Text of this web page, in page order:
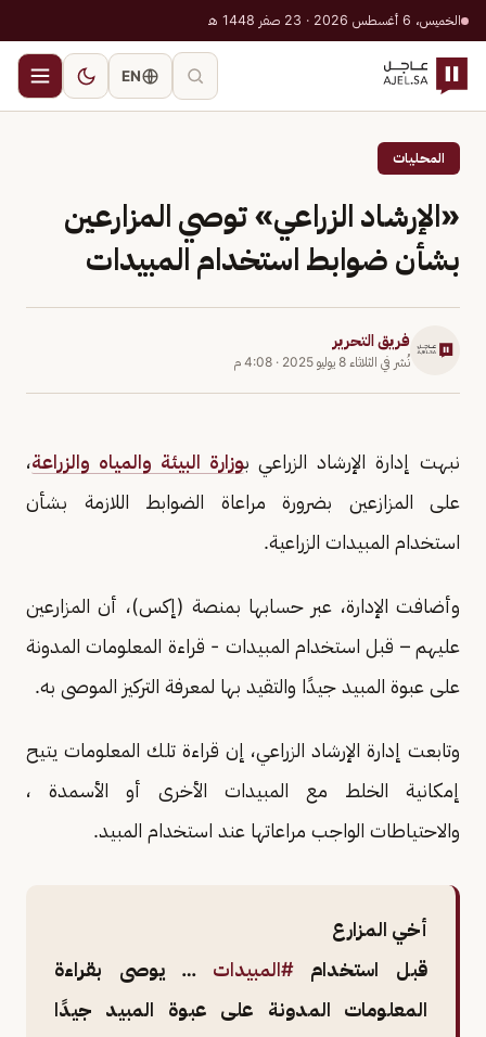
الخميس، 6 أغسطس 2026 · 23 صفر 1448 هـ
EN
المحليات
«الإرشاد الزراعي» توصي المزارعين
بشأن ضوابط استخدام المبيدات
فريق التحرير
نُشر في الثلاثاء 8 يوليو 2025 · 4:08 م
نبهت إدارة الإرشاد الزراعي بوزارة البيئة والمياه والزراعة،
على المزازعين بضرورة مراعاة الضوابط اللازمة بشأن
استخدام المبيدات الزراعية.
وأضافت الإدارة، عبر حسابها بمنصة (إكس)، أن المزارعين
عليهم – قبل استخدام المبيدات - قراءة المعلومات المدونة
على عبوة المبيد جيدًا والتقيد بها لمعرفة التركيز الموصى به.
وتابعت إدارة الإرشاد الزراعي، إن قراءة تلك المعلومات يتيح
إمكانية الخلط مع المبيدات الأخرى أو الأسمدة ،
والاحتياطات الواجب مراعاتها عند استخدام المبيد.
أخي المزارع
قبل استخدام#المبيدات … يوصى بقراءة
المعلومات المدونة على عبوة المبيد جيدًا